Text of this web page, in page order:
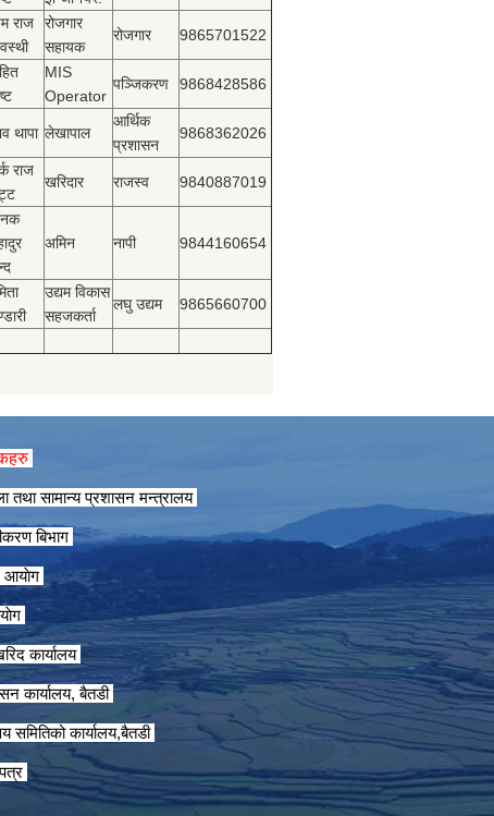
राज
रोजगार
सहायक
रोजगार 9865701522
MIS
Operator
पञ्‍जिकरण 9868428586
थापा लेखापाल
आर्थिक
प्रशासन
9868362026
राज
खरिदार राजस्‍व 9840887019
अमिन नापी 9844160654
उद्यम विकास
सहजकर्ता
लघु उद्यम 9865660700
तथा सामान्य प्रशासन मन्त्रालय
बिभाग
आयाेग
कार्यालय
कार्यालय, बैतडी
समितिको कार्यालय,बैतडी